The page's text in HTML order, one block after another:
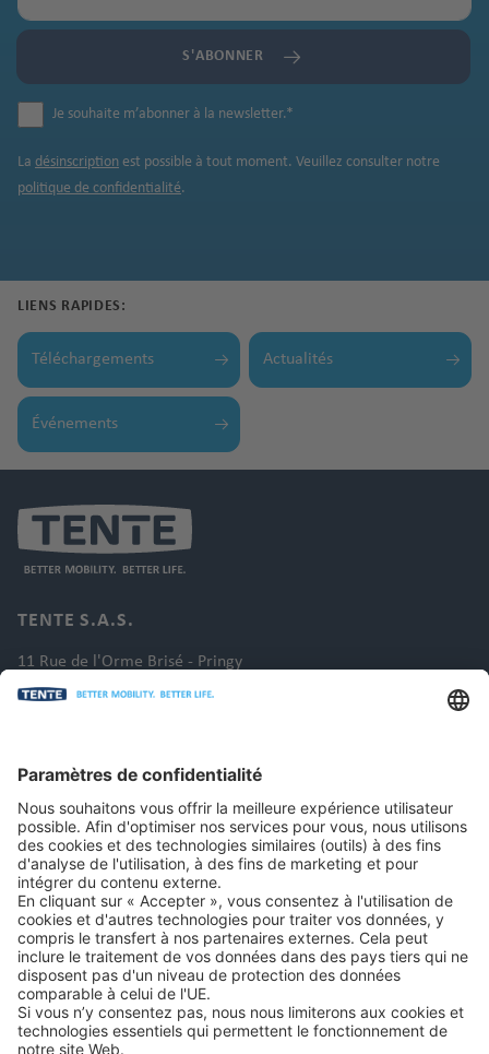
S'ABONNER
Je souhaite m’abonner à la newsletter.*
La désinscription est possible à tout moment. Veuillez consulter notre
politique de confidentialité.
LIENS RAPIDES:
Téléchargements Actualités
Événements
TENTE S.A.S.
11 Rue de l'Orme Brisé - Pringy
77986 St Fargeau Ponthierry
Tél. : +33 1 60652300
E-mail : info.fr@tente.com
CONTACT
JURIDIQUE
Copyright © 2026 par TENTE International GmbH. Tous droits